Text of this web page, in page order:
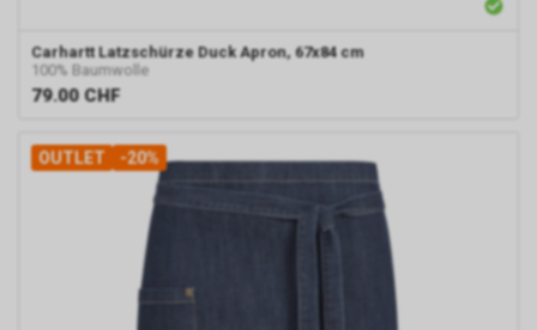
Carhartt Latzschürze Duck Apron, 67x84 cm
100% Baumwolle
79.00 CHF
OUTLET -20%